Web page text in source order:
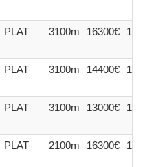
PLAT 3100m 16300€ 11
PLAT 3100m 14400€ 10
PLAT 3100m 13000€ 10
PLAT 2100m 16300€ 13